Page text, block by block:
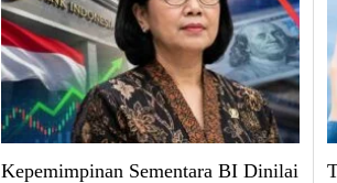
Kepemimpinan Sementara BI Dinilai